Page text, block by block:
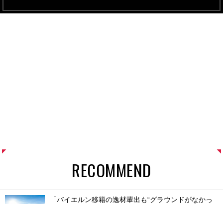
RECOMMEND
「バイエルン移籍の逸材輩出も“グラウンドがなかっ